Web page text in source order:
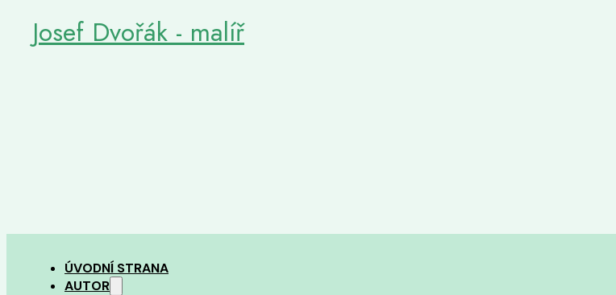
Josef Dvořák - malíř
ÚVODNÍ STRANA
AUTOR